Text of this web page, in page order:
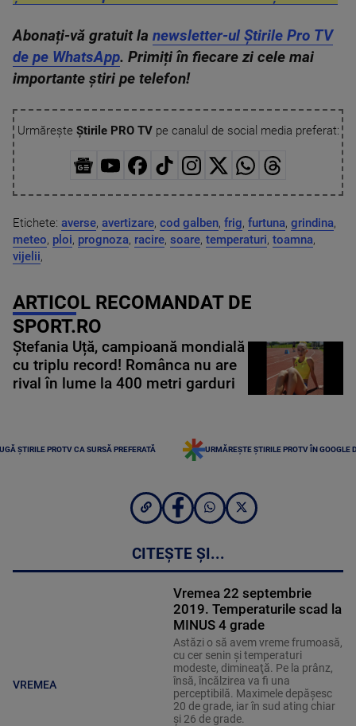
Abonați-vă gratuit la newsletter-ul Știrile Pro TV
de pe WhatsApp. Primiți în fiecare zi cele mai
importante știri pe telefon!
Urmărește Știrile PRO TVpe canalul de social media preferat:
Etichete: averse, avertizare, cod galben, frig, furtuna, grindina,
meteo, ploi, prognoza, racire, soare, temperaturi, toamna,
vijelii,
ARTICOL RECOMANDAT DE
SPORT.RO
Ștefania Uță, campioană mondială
cu triplu record! Românca nu are
rival în lume la 400 metri garduri
ȘTIRILE PROTV CA SURSĂ PREFERATĂ URMĂREȘTE ȘTIRILE PROTV ÎN GOOGLE
CITEȘTE ȘI...
VREMEA
Vremea 22 septembrie
2019. Temperaturile scad la
MINUS 4 grade
Astăzi o să avem vreme frumoasă,
cu cer senin şi temperaturi
modeste, dimineaţă. Pe la prânz,
însă, încălzirea va fi una
perceptibilă. Maximele depăşesc
20 de grade, iar în sud ating chiar
şi 26 de grade.